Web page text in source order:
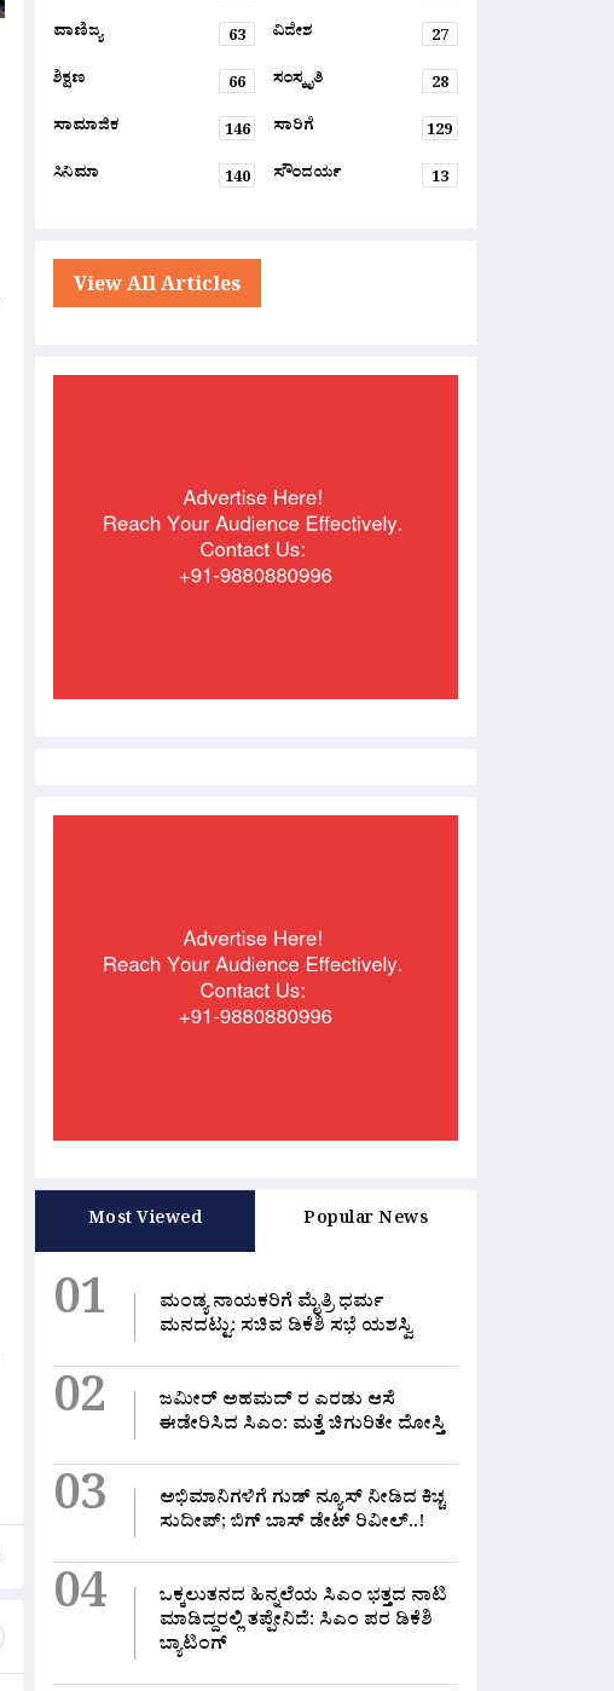
ವಾಣಿಜ್ಯ
63 ವಿದೇಶ
27
ಶಿಕ್ಷಣ
66 ಸಂಸ್ಕೃತಿ
28
ಸಾಮಾಜಿಕ
146 ಸಾರಿಗೆ
129
ಸಿನಿಮಾ
140 ಸೌಂದರ್ಯ 13
View All Articles
Most Viewed Popular News
01
ಮಂಡ್ಯ ನಾಯಕರಿಗೆ ಮೈತ್ರಿ ಧರ್ಮ
ಮನದಟ್ಟು: ಸಚಿವ ಡಿಕೆಶಿ ಸಭೆ ಯಶಸ್ವಿ
02
ಜಮೀರ್ ಅಹಮದ್ ರ ಎರಡು ಆಸೆ
ಈಡೇರಿಸಿದ ಸಿಎಂ: ಮತ್ತೆ ಚಿಗುರಿತೇ ದೋಸ್ತಿ
03
ಅಭಿಮಾನಿಗಳಿಗೆ ಗುಡ್ ನ್ಯೂಸ್ ನೀಡಿದ ಕಿಚ್ಚ
ಸುದೀಪ್; ಬಿಗ್ ಬಾಸ್ ಡೇಟ್ ರಿವೀಲ್..!
04
ಒಕ್ಕಲುತನದ ಹಿನ್ನಲೆಯ ಸಿಎಂ ಭತ್ತದ ನಾಟಿ
ಮಾಡಿದ್ದರಲ್ಲಿ‌ ತಪ್ಪೇನಿದೆ: ಸಿಎಂ ಪರ ಡಿಕೆಶಿ
ಬ್ಯಾಟಿಂಗ್